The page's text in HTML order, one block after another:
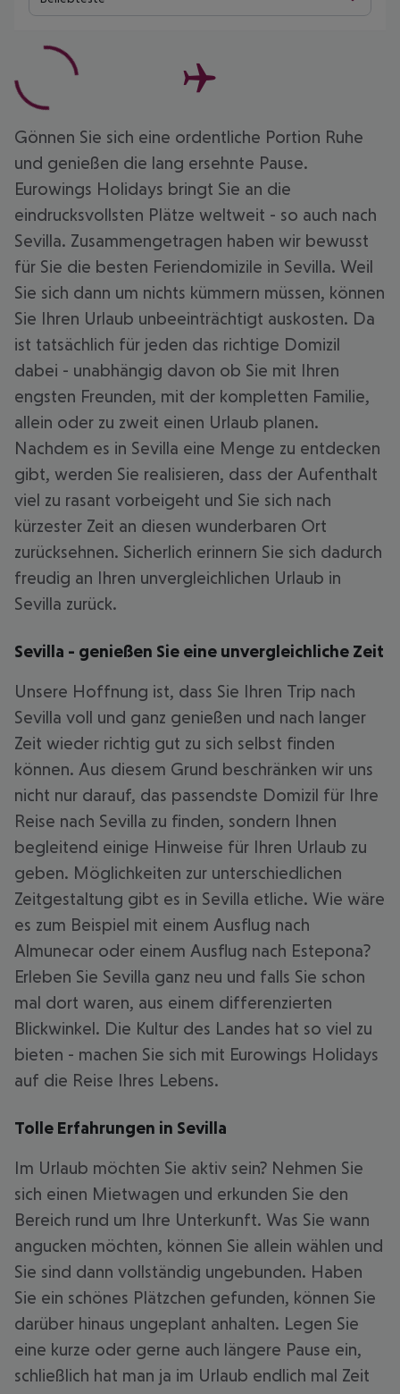
Gönnen Sie sich eine ordentliche Portion Ruhe
und genießen die lang ersehnte Pause.
Eurowings Holidays bringt Sie an die
eindrucksvollsten Plätze weltweit - so auch nach
Sevilla. Zusammengetragen haben wir bewusst
für Sie die besten Feriendomizile in Sevilla. Weil
Sie sich dann um nichts kümmern müssen, können
Sie Ihren Urlaub unbeeinträchtigt auskosten. Da
ist tatsächlich für jeden das richtige Domizil
dabei - unabhängig davon ob Sie mit Ihren
engsten Freunden, mit der kompletten Familie,
allein oder zu zweit einen Urlaub planen.
Nachdem es in Sevilla eine Menge zu entdecken
gibt, werden Sie realisieren, dass der Aufenthalt
viel zu rasant vorbeigeht und Sie sich nach
kürzester Zeit an diesen wunderbaren Ort
zurücksehnen. Sicherlich erinnern Sie sich dadurch
freudig an Ihren unvergleichlichen Urlaub in
Sevilla zurück.
Sevilla - genießen Sie eine unvergleichliche Zeit
Unsere Hoffnung ist, dass Sie Ihren Trip nach
Sevilla voll und ganz genießen und nach langer
Zeit wieder richtig gut zu sich selbst finden
können. Aus diesem Grund beschränken wir uns
nicht nur darauf, das passendste Domizil für Ihre
Reise nach Sevilla zu finden, sondern Ihnen
begleitend einige Hinweise für Ihren Urlaub zu
geben. Möglichkeiten zur unterschiedlichen
Zeitgestaltung gibt es in Sevilla etliche. Wie wäre
es zum Beispiel mit einem Ausflug nach
Almunecar oder einem Ausflug nach Estepona?
Erleben Sie Sevilla ganz neu und falls Sie schon
mal dort waren, aus einem differenzierten
Blickwinkel. Die Kultur des Landes hat so viel zu
bieten - machen Sie sich mit Eurowings Holidays
auf die Reise Ihres Lebens.
Tolle Erfahrungen in Sevilla
Im Urlaub möchten Sie aktiv sein? Nehmen Sie
sich einen Mietwagen und erkunden Sie den
Bereich rund um Ihre Unterkunft. Was Sie wann
angucken möchten, können Sie allein wählen und
Sie sind dann vollständig ungebunden. Haben
Sie ein schönes Plätzchen gefunden, können Sie
darüber hinaus ungeplant anhalten. Legen Sie
eine kurze oder gerne auch längere Pause ein,
schließlich hat man ja im Urlaub endlich mal Zeit